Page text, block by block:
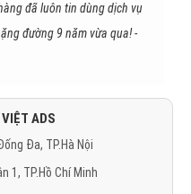
đã luôn tin dùng dịch vụ
đường 9 năm vừa qua! -
ADS
Đa, TP.Hà Nội
1, TP.Hồ Chí Minh